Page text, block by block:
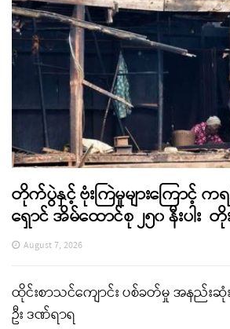
တိုက်ပွဲနှင့် ဗုံးကြဲမှုများကြောင့်
ရှောင် အိမ်ထောင်စု ၂၅၀ နီးပါး
August 7, 2026
ထိုင်းစာသင်ကျောင်း ပစ်ခတ်မှု အနည်းဆုံး
ဦး ဒဏ်ရာရ